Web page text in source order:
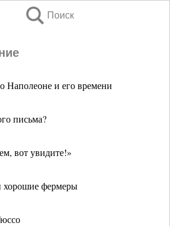
Поиск
Наполеоне и его времени
письма?
вот увидите!»
фермеры